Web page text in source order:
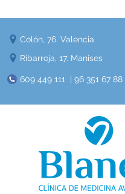
Colón, 76. Valencia
Ribarroja, 17. Manises
609 449 111 96 351 67 88